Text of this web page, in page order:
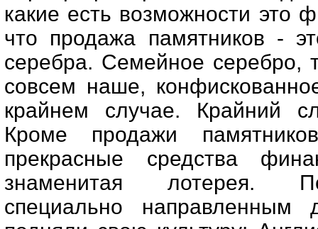
какие есть возможности это
что продажа памятников -
серебра. Семейное
совсем наше,
крайнем случае. Крайний
Кроме продажи
прекрасные средства
знаменитая лотерея.
специально направленным